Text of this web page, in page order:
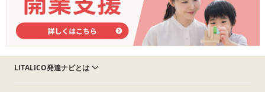
LITALICO発達ナビとは